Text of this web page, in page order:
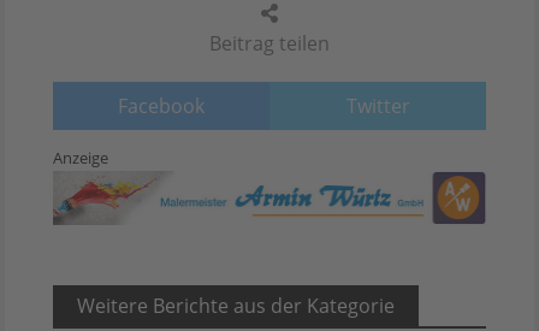
Beitrag teilen
Facebook Twitter
Anzeige
Weitere Berichte aus der Kategorie